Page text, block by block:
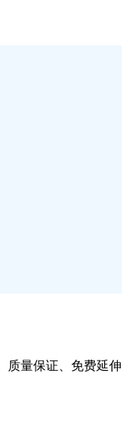
质量保证、免费延伸